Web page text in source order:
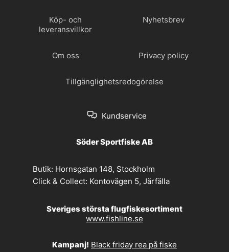
Köp- och
leveransvillkor
Nyhetsbrev
Om oss Privacy policy
Tillgänglighetsredogörelse
Kundservice
Söder Sportfiske AB
Butik: Hornsgatan 148, Stockholm
Click & Collect: Kontovägen 5, Järfälla
Sveriges största flugfiskesortiment
www.fishline.se
Kampanj! Black friday rea på fiske